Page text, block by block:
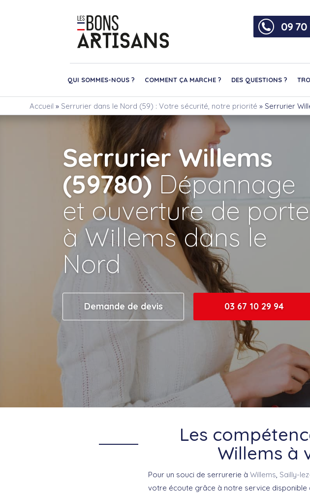
09 70
QUI SOMMES-NOUS ? COMMENT ÇA MARCHE ? DES QUESTIONS ?
Accueil » Serrurier dans le Nord (59) : Votre sécurité, notre priorité » Serrurier
Serrurier Willems
(59780) Dépannage
et ouverture de porte
à Willems dans le
Nord
Demande de devis 03 67 10 29 94
Les
Willems à
Pour un souci de serrurerie à Willems, Sailly-
votre écoute grâce à notre service disponible